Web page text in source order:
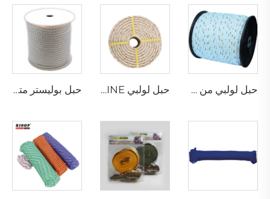
حبل لولبي من فيلم البولي بروبيلين المنشور حبل لولبي PP DANLINE حبل بوليستر متعدد الخيوط ملتوي